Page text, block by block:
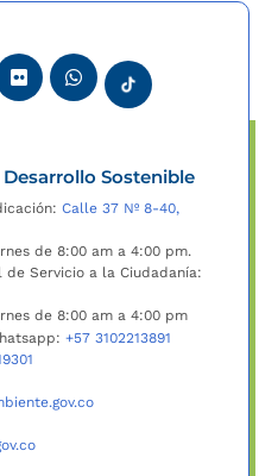
Sostenible
Calle 37 Nº 8-40,
de 8:00 am a 4:00 pm.
Servicio a la Ciudadanía:
de 8:00 am a 4:00 pm
+57 3102213891